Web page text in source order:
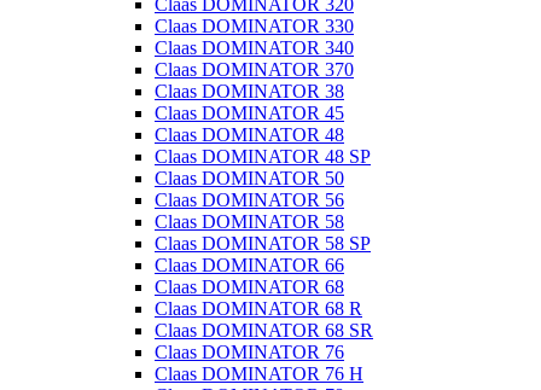
Claas DOMINATOR 320
Claas DOMINATOR 330
Claas DOMINATOR 340
Claas DOMINATOR 370
Claas DOMINATOR 38
Claas DOMINATOR 45
Claas DOMINATOR 48
Claas DOMINATOR 48 SP
Claas DOMINATOR 50
Claas DOMINATOR 56
Claas DOMINATOR 58
Claas DOMINATOR 58 SP
Claas DOMINATOR 66
Claas DOMINATOR 68
Claas DOMINATOR 68 R
Claas DOMINATOR 68 SR
Claas DOMINATOR 76
Claas DOMINATOR 76 H